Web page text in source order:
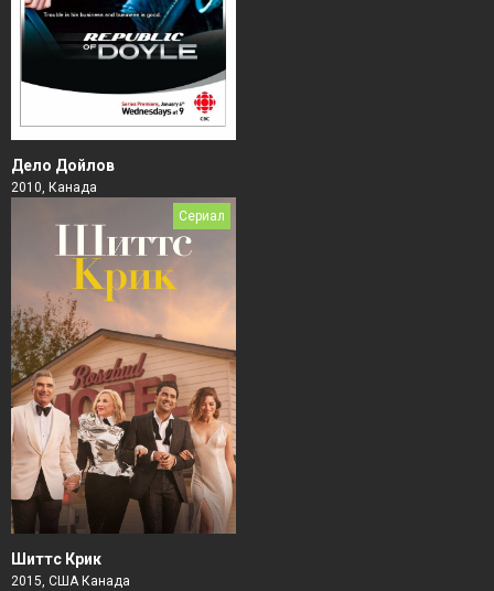
Дело Дойлов
2010, Канада
Сериал
Шиттс Крик
2015, США Канада